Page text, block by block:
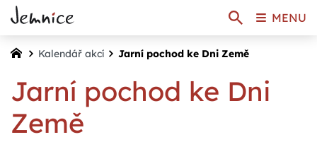
Kalendář akcí Jarní pochod ke Dni Země
Jarní pochod ke Dni
Země
MENU